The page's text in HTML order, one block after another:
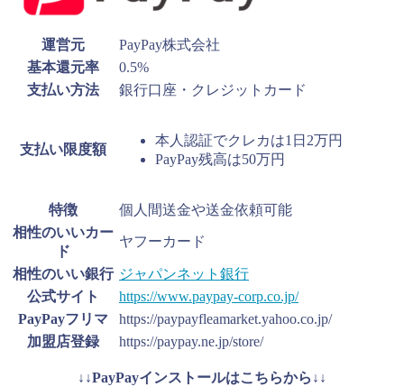
運営元
PayPay株式会社
基本還元率
0.5%
支払い方法
銀行口座・クレジットカード
支払い限度額
本人認証でクレカは1日2万円
PayPay残高は50万円
特徴
個人間送金や送金依頼可能
相性のいいカー
ド
ヤフーカード
相性のいい銀行 ジャパンネット銀行
公式サイト
https://www.paypay-corp.co.jp/
PayPayフリマ
https://paypayfleamarket.yahoo.co.jp/
加盟店登録
https://paypay.ne.jp/store/
↓↓PayPayインストールはこちらから↓↓